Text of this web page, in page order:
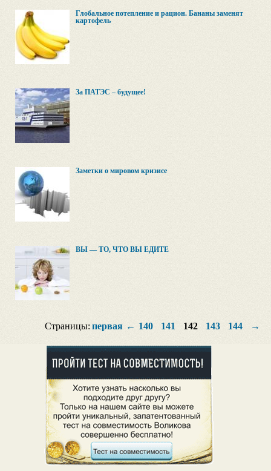
Глобальное потепление и рацион. Бананы заменят
картофель
За ПАТЭС – будущее!
Заметки о мировом кризисе
ВЫ — ТО, ЧТО ВЫ ЕДИТЕ
Страницы: первая ← 140 141 142 143 144 →